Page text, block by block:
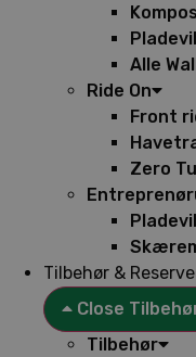
Alle
Ride On
Front
Zero
Tilbehør &
Close
Tilbehør